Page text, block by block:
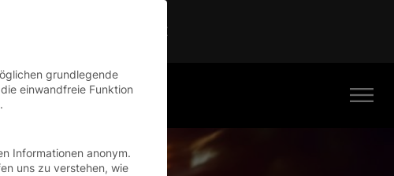
grundlegende
einwandfreie Funktion
Informationen anonym.
uns zu verstehen, wie